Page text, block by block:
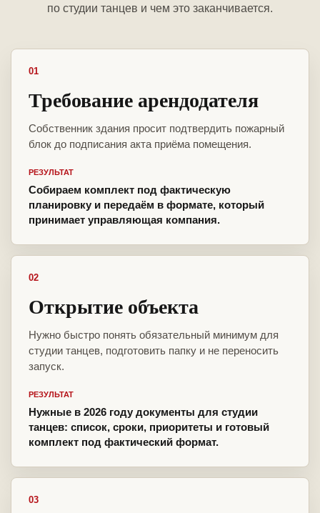
по студии танцев и чем это заканчивается.
01
Требование арендодателя
Собственник здания просит подтвердить пожарный
блок до подписания акта приёма помещения.
РЕЗУЛЬТАТ
Собираем комплект под фактическую
планировку и передаём в формате, который
принимает управляющая компания.
02
Открытие объекта
Нужно быстро понять обязательный минимум для
студии танцев, подготовить папку и не переносить
запуск.
РЕЗУЛЬТАТ
Нужные в 2026 году документы для студии
танцев: список, сроки, приоритеты и готовый
комплект под фактический формат.
03